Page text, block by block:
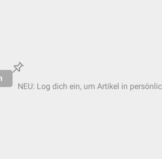
NEU: Log dich ein, um Artikel in